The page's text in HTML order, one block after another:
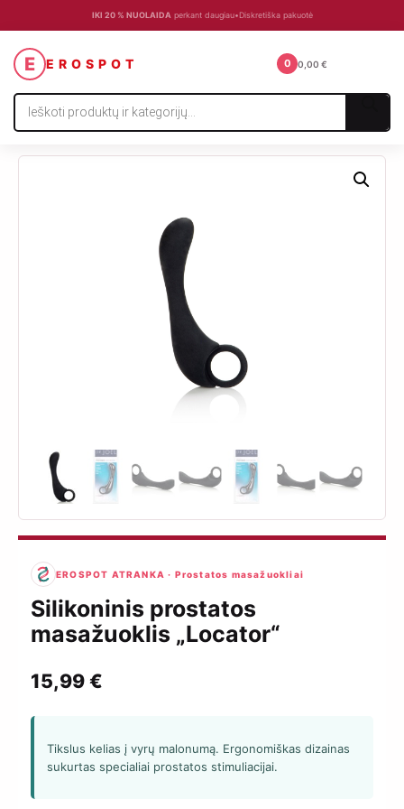
IKI 20 % NUOLAIDA perkant daugiau•Diskretiška pakuotė
E EROSPOT
Products
search
0 0,00 €
EROSPOT ATRANKA · Prostatos masažuokliai
Silikoninis prostatos
masažuoklis „Locator“
15,99€
Tikslus kelias į vyrų malonumą. Ergonomiškas dizainas
sukurtas specialiai prostatos stimuliacijai.